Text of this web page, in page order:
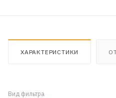
ХАРАКТЕРИСТИКИ
Вид фильтра